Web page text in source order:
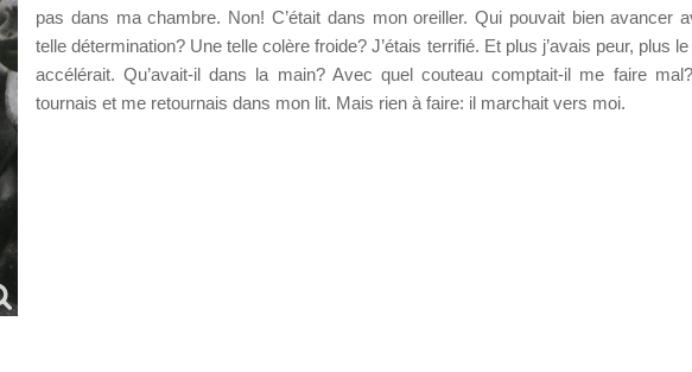
pas dans ma chambre. Non! C’était dans mon oreiller. Qui pouvait bien avancer
telle détermination? Une telle colère froide? J’étais terrifié. Et plus j’avais peur, plus
accélérait. Qu’avait-il dans la main? Avec quel couteau comptait-il me faire
tournais et me retournais dans mon lit. Mais rien à faire: il marchait vers moi.